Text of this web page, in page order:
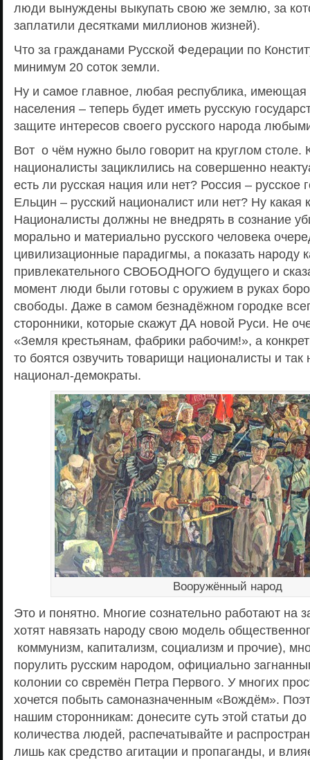
люди вынуждены выкупать свою же землю, за
заплатили десятками миллионов жизней).
Что за гражданами Русской Федерации по
минимум 20 соток земли.
Ну и самое главное, любая республика, имеющая
населения – теперь будет иметь русскую
защите интересов своего русского народа
Вот о чём нужно было говорит на круглом столе.
националисты зациклились на совершенно
есть ли русская нация или нет? Россия – русское
Ельцин – русский националист или нет? Ну какая
Националисты должны не внедрять в сознание
морально и материально русского человека
цивилизационные парадигмы, а показать народу
привлекательного СВОБОДНОГО будущего и
момент люди были готовы с оружием в руках
свободы. Даже в самом безнадёжном городке
сторонники, которые скажут ДА новой Руси. Не
«Земля крестьянам, фабрики рабочим!», а
то боятся озвучить товарищи националисты и
национал-демократы.
Вооружённый народ
Это и понятно. Многие сознательно работают на
хотят навязать народу свою модель
коммунизм, капитализм, социализм и прочие),
порулить русским народом, официально
колонии со свремён Петра Первого. У многих
хочется побыть самоназначенным «Вождём».
нашим сторонникам: донесите суть этой статьи
количества людей, распечатывайте и
лишь как средство агитации и пропаганды, и